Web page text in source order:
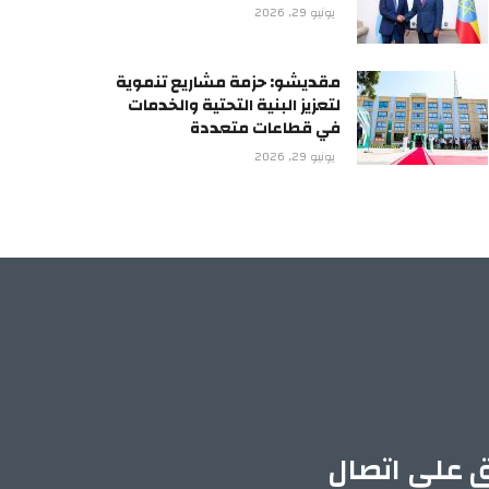
يونيو 29, 2026
مقديشو: حزمة مشاريع تنموية
لتعزيز البنية التحتية والخدمات
في قطاعات متعددة
يونيو 29, 2026
على اتصال